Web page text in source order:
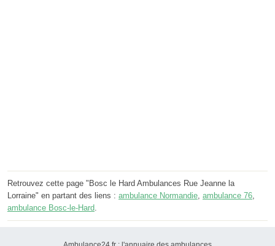
Retrouvez cette page "Bosc le Hard Ambulances Rue Jeanne la
Lorraine" en partant des liens : ambulance Normandie ambulance 76
ambulance Bosc-le-Hard